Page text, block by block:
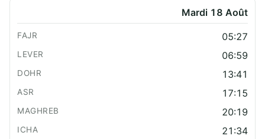
Mardi 18 Août
05:27
06:59
13:41
17:15
20:19
21:34